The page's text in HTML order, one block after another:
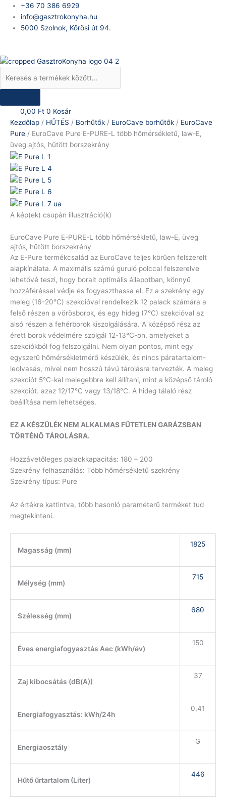
content
+36 70 386 6929
info@gasztrokonyha.hu
5000 Szolnok, Kőrösi út 94.
Products
search
0,00 Ft 0 Kosár
Kezdőlap / HŰTÉS / Borhűtők / EuroCave borhűtők / EuroCave
Pure / EuroCave Pure E-PURE-L több hőmérsékletű, law-E,
üveg ajtós, hűtött borszekrény
A kép(ek) csupán illusztráció(k)
EuroCave Pure E-PURE-L több hőmérsékletű, law-E, üveg
ajtós, hűtött borszekrény
Az E-Pure termékcsalád az EuroCave teljes körűen felszerelt
alapkínálata. A maximális számú guruló polccal felszerelve
lehetővé teszi, hogy borait optimális állapotban, könnyű
hozzáféréssel védje és fogyaszthassa el. Ez a szekrény egy
meleg (16-20°C) szekcióval rendelkezik 12 palack számára a
felső részen a vörösborok, és egy hideg (7°C) szekcióval az
alsó részen a fehérborok kiszolgálására. A középső rész az
érett borok védelmére szolgál 12-13°C-on, amelyeket a
szekciókból fog felszolgálni. Nem olyan pontos, mint egy
egyszerű hőmérsékletmérő készülék, és nincs páratartalom-
leolvasás, mivel nem hosszú távú tárolásra tervezték. A meleg
szekciót 5°C-kal melegebbre kell állítani, mint a középső tároló
szekciót. azaz 12/17°C vagy 13/18°C. A hideg tálaló rész
beállítása nem lehetséges.
EZ A KÉSZÜLÉK NEM ALKALMAS FŰTETLEN GARÁZSBAN
TÖRTÉNŐ TÁROLÁSRA.
Hozzávetőleges palackkapacitás: 180 – 200
Szekrény felhasználás: Több hőmérsékletű szekrény
Szekrény típus: Pure
Az értékre kattintva, több hasonló paraméterű terméket tud
megtekinteni.
Magasság (mm)
1825
Mélység (mm)
715
Szélesség (mm)
680
Éves energiafogyasztás Aec (kWh/év)
150
Zaj kibocsátás (dB(A))
37
Energiafogyasztás: kWh/24h
0,41
Energiaosztály
G
Hűtő űrtartalom (Liter)
446
EuroCave
Pure
E-
több
law-
üveg
ajtós,
hűtött
borszekrény
mennyiség